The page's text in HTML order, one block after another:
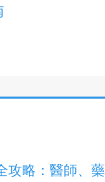
攻略：醫師、藥